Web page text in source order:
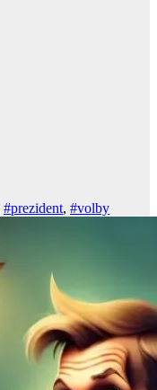
#prezident, #volby